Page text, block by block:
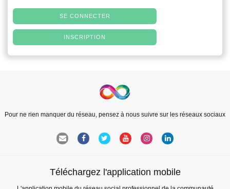
SE CONNECTER
INSCRIPTION
Pour ne rien manquer du réseau, pensez à nous suivre sur les réseaux sociaux
Téléchargez l'application mobile